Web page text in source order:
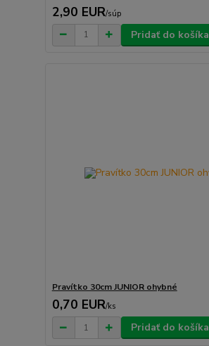
2,90 EUR/súp
Pridať do košíka
Pravítko 30cm JUNIOR ohybné
0,70 EUR/ks
Pridať do košíka